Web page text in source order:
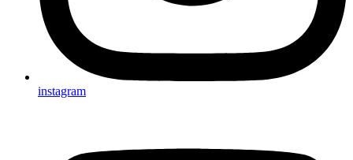
instagram